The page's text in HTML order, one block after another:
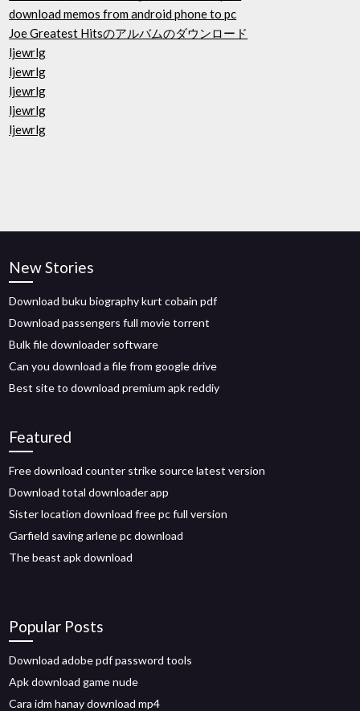
download memos from android phone to pc
Joe Greatest Hitsのアルバムのダウンロード
ljewrlg
ljewrlg
ljewrlg
ljewrlg
ljewrlg
New Stories
Download buku biography kurt cobain pdf
Download passengers full movie torrent
Bulk file downloader software
Can you download a file from google drive
Best site to download premium apk reddiy
Featured
Free download counter strike source latest version
Download total downloader app
Sister location download free pc full version
Garfield saving arlene pc download
The beast apk download
Popular Posts
Download adobe pdf password tools
Apk download game nude
Cara idm hanay download mp4